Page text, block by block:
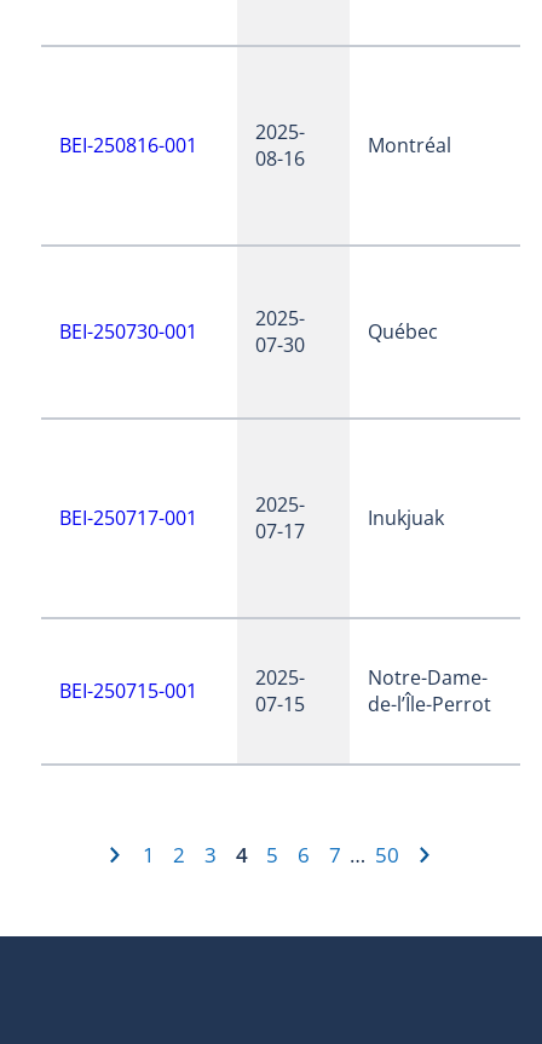
BEI-250816-001
2025-
08-16
Montréal
BEI-250730-001
2025-
07-30
Québec
BEI-250717-001
2025-
07-17
Inukjuak
BEI-250715-001
2025-
07-15
Notre-Dame-
de-l’Île-Perrot
1 2 3 4 5 6 7 … 50